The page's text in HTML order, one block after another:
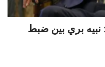
نبيه بري بين ضبط